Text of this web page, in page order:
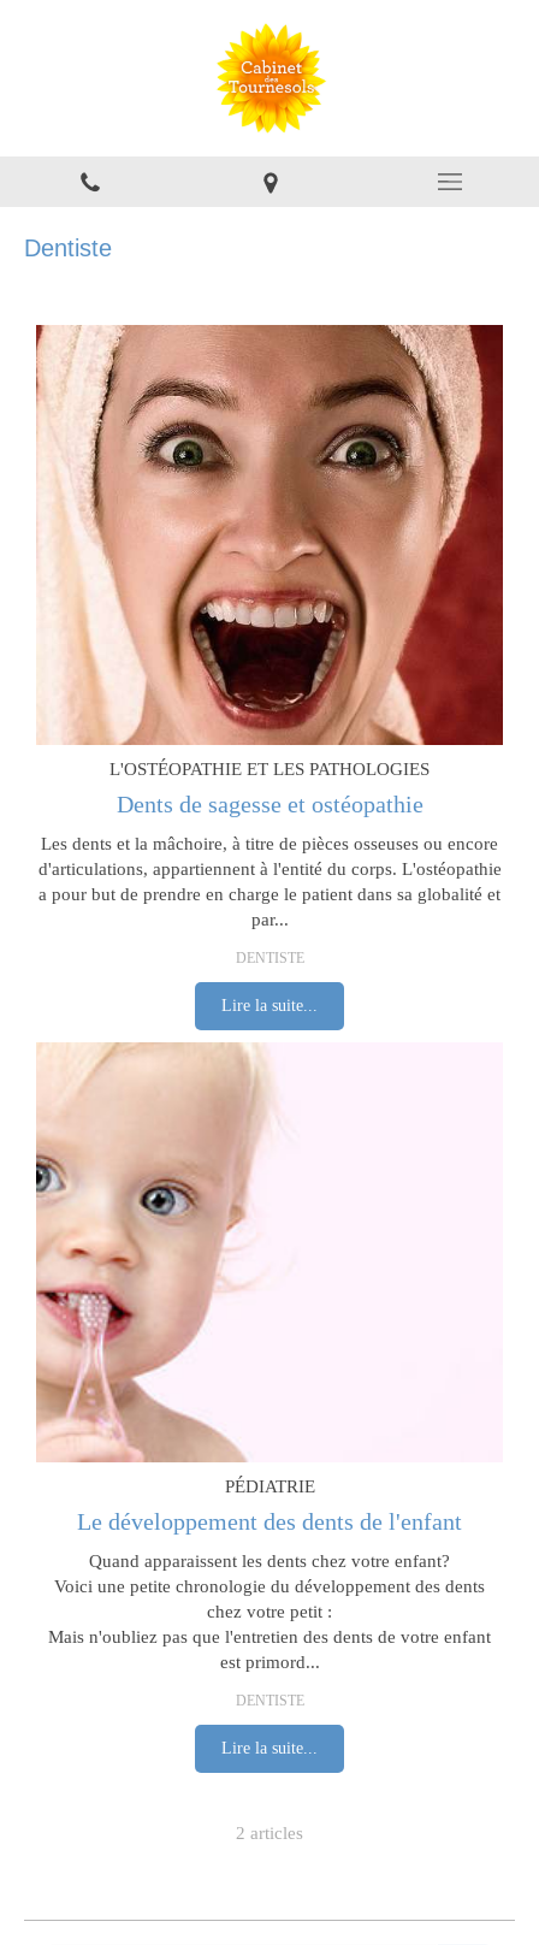
Dentiste
L'OSTÉOPATHIE ET LES PATHOLOGIES
Dents de sagesse et ostéopathie
Les dents et la mâchoire, à titre de pièces osseuses ou encore
d'articulations, appartiennent à l'entité du corps. L'ostéopathie
a pour but de prendre en charge le patient dans sa globalité et
par...
DENTISTE
Lire la suite...
PÉDIATRIE
Le développement des dents de l'enfant
Quand apparaissent les dents chez votre enfant?
Voici une petite chronologie du développement des dents
chez votre petit :
Mais n'oubliez pas que l'entretien des dents de votre enfant
est primord...
DENTISTE
Lire la suite...
2 articles